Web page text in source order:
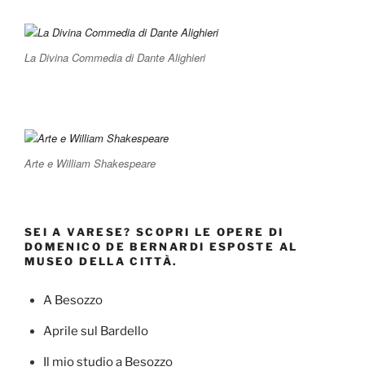
La Divina Commedia di Dante Alighieri
Arte e William Shakespeare
SEI A VARESE? SCOPRI LE OPERE DI
DOMENICO DE BERNARDI ESPOSTE AL
MUSEO DELLA CITTÀ.
A Besozzo
Aprile sul Bardello
Il mio studio a Besozzo